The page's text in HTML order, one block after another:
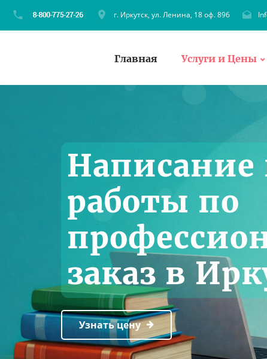
г. Иркутск, ул. Ленина, 18 оф. 896
Главная Услуги и Цены
Написание
работы по
заказ в
Узнать цену